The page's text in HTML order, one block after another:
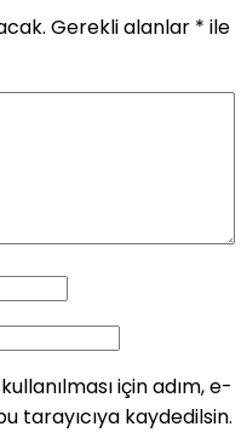
Gerekli alanlar * ile
için adım, e-
tarayıcıya kaydedilsin.